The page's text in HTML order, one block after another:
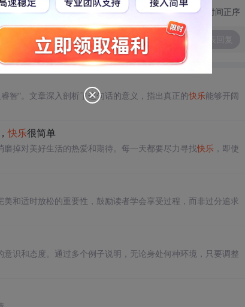
切换为时间正序
智”。文章深入剖析了这句话的意义，指出真正的快乐能够开阔
快乐很简单
掉对美好生活的热爱和期待。每一天都要尽力寻找快乐 ，即使
和适时放松的重要性，鼓励读者学会享受过程，而非过分追求
识和态度。通过多个例子说明，无论身处何种环境，只要调整